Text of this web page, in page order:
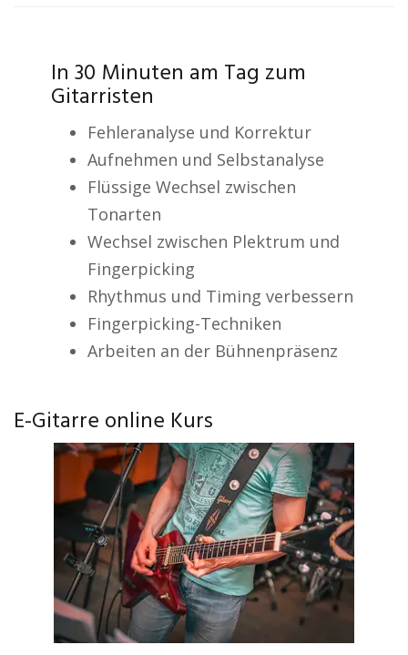
In 30 Minuten am Tag zum
Gitarristen
Fehleranalyse und Korrektur
Aufnehmen und Selbstanalyse
Flüssige Wechsel zwischen
Tonarten
Wechsel zwischen Plektrum und
Fingerpicking
Rhythmus und Timing verbessern
Fingerpicking-Techniken
Arbeiten an der Bühnenpräsenz
E-Gitarre online Kurs